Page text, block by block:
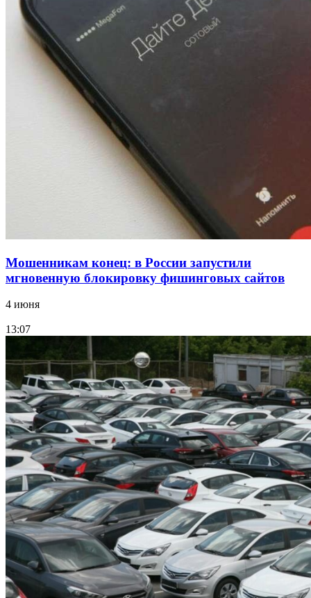
12:39
Сладкий праздник в Волгограде: в Центральном
парке прошёл фестиваль „Арбузный переполох“
Волгоградские компании нарастили экспорт:
заключены контракты на 3,6 млн долларов
Мошенникам конец: в России запустили
мгновенную блокировку фишинговых сайтов
4 июня
13:07